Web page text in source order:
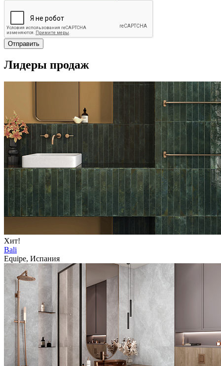
Отправить
Лидеры продаж
Хит!
Bali
Equipe, Испания